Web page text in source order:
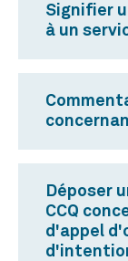
Signifier
à un
Déposer
CCQ
d'appel